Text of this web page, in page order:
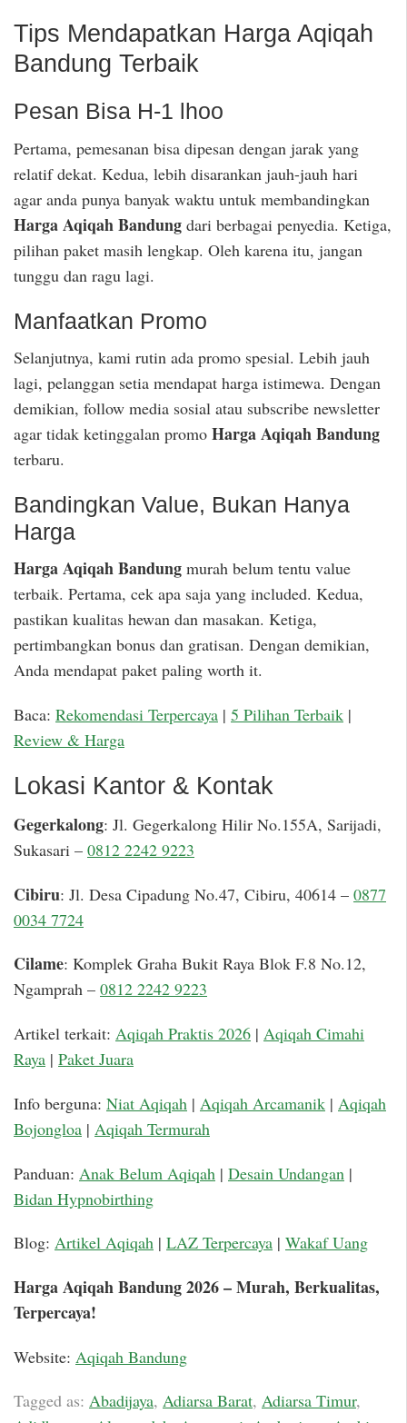
Tips Mendapatkan Harga Aqiqah
Bandung Terbaik
Pesan Bisa H-1 lhoo
Pertama, pemesanan bisa dipesan dengan jarak yang
relatif dekat. Kedua, lebih disarankan jauh-jauh hari
agar anda punya banyak waktu untuk membandingkan
Harga Aqiqah Bandung dari berbagai penyedia. Ketiga,
pilihan paket masih lengkap. Oleh karena itu, jangan
tunggu dan ragu lagi.
Manfaatkan Promo
Selanjutnya, kami rutin ada promo spesial. Lebih jauh
lagi, pelanggan setia mendapat harga istimewa. Dengan
demikian, follow media sosial atau subscribe newsletter
agar tidak ketinggalan promo Harga Aqiqah Bandung
terbaru.
Bandingkan Value, Bukan Hanya
Harga
Harga Aqiqah Bandung murah belum tentu value
terbaik. Pertama, cek apa saja yang included. Kedua,
pastikan kualitas hewan dan masakan. Ketiga,
pertimbangkan bonus dan gratisan. Dengan demikian,
Anda mendapat paket paling worth it.
Baca: Rekomendasi Terpercaya | 5 Pilihan Terbaik |
Review & Harga
Lokasi Kantor & Kontak
Gegerkalong: Jl. Gegerkalong Hilir No.155A, Sarijadi,
Sukasari – 0812 2242 9223
Cibiru: Jl. Desa Cipadung No.47, Cibiru, 40614 – 0877
0034 7724
Cilame: Komplek Graha Bukit Raya Blok F.8 No.12,
Ngamprah – 0812 2242 9223
Artikel terkait: Aqiqah Praktis 2026 | Aqiqah Cimahi
Raya | Paket Juara
Info berguna: Niat Aqiqah | Aqiqah Arcamanik | Aqiqah
Bojongloa | Aqiqah Termurah
Panduan: Anak Belum Aqiqah | Desain Undangan |
Bidan Hypnobirthing
Blog: Artikel Aqiqah | LAZ Terpercaya | Wakaf Uang
Harga Aqiqah Bandung 2026 – Murah, Berkualitas,
Terpercaya!
Website: Aqiqah Bandung
Tagged as: Abadijaya, Adiarsa Barat, Adiarsa Timur,